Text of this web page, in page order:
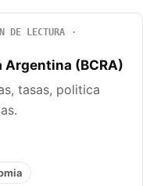
DE LECTURA
Argentina (BCRA)
tasas, politica